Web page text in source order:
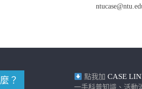
？ 點我加 CASE
一手科普知識、活動